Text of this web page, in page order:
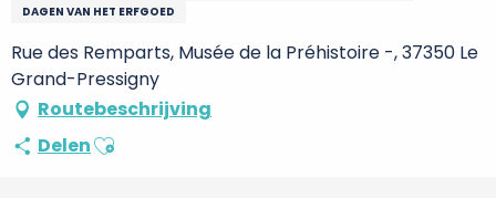
DAGEN VAN HET ERFGOED
Rue des Remparts, Musée de la Préhistoire -, 37350 Le
Grand-Pressigny
Routebeschrijving
DelenAjouter aux favoris